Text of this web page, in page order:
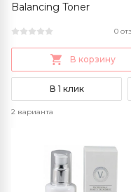
Balancing Toner
0
В корзину
В 1 клик
2 варианта